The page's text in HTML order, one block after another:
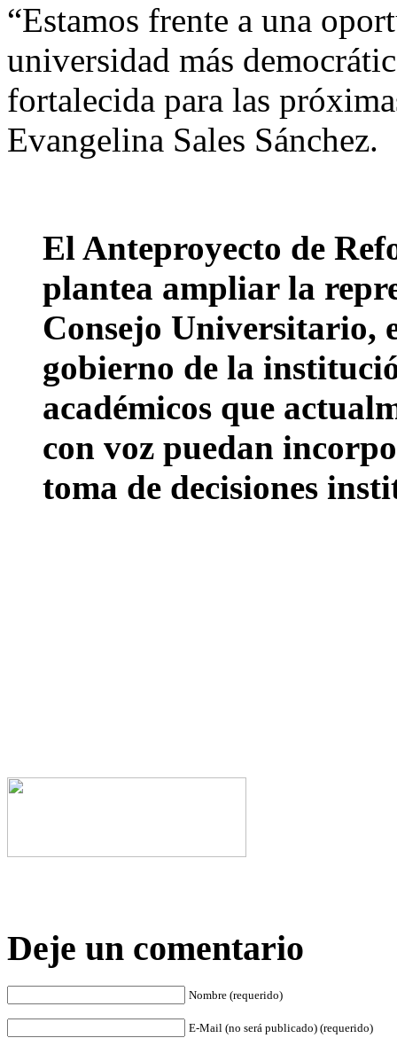
“Estamos frente a una
universidad más
fortalecida para las
Evangelina Sales Sánchez.
El Anteproyecto de
plantea ampliar la
Consejo Universitario,
gobierno de la
académicos que
con voz puedan
toma de decisiones
Deje un comentario
Nombre (requerido)
E-Mail (no será publicado) (requerido)